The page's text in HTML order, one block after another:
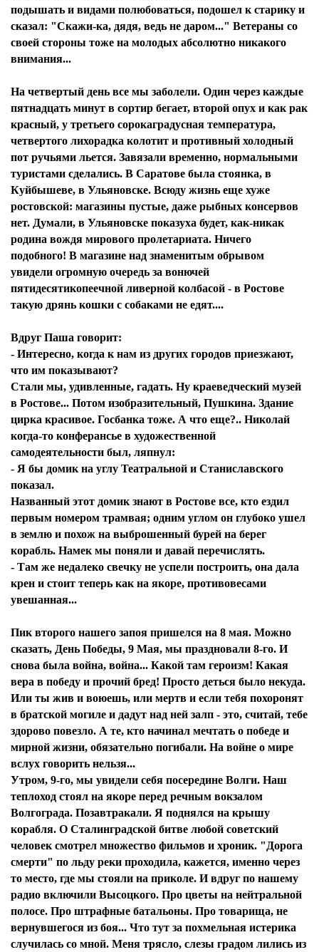
подышать и видами полюбоваться, подошел к старику и
сказал: "Скажи-ка, дядя, ведь не даром..." Ветераны со
своей стороны тоже на молодых абсолютно никакого
внимания...
На четвертый день все мы заболели. Один через каждые
пятнадцать минут в сортир бегает, второй опух и как рак
красный, у третьего сорокаградусная температура,
четвертого лихорадка колотит и противный холодный
пот ручьями льется. Завязали временно, нормальными
туристами сделались. В Саратове была стоянка, в
Куйбышеве, в Ульяновске. Всюду жизнь еще хуже
ростовской: магазины пустые, даже рыбных консервов
нет. Думали, в Ульяновске показуха будет, как-никак
родина вождя мирового пролетариата. Ничего
подобного! В магазине над знаменитым обрывом
увидели огромную очередь за вонючей
пятидесятикопеечной ливерной колбасой - в Ростове
такую дрянь кошки с собаками не едят....
Вдруг Паша говорит:
- Интересно, когда к нам из других городов приезжают,
что им показывают?
Стали мы, удивленные, гадать. Ну краеведческий музей
в Ростове... Потом изобразительный, Пушкина. Здание
цирка красивое. Госбанка тоже. А что еще?.. Николай
когда-то конферансье в художественной
самодеятельности был, ляпнул:
- Я бы домик на углу Театральной и Станиславского
показал.
Названный этот домик знают в Ростове все, кто ездил
первым номером трамвая; одним углом он глубоко ушел
в землю и похож на выброшенный бурей на берег
корабль. Намек мы поняли и давай перечислять.
- Там же недалеко свечку не успели построить, она дала
крен и стоит теперь как на якоре, противовесами
увешанная...
Пик второго нашего запоя пришелся на 8 мая. Можно
сказать, День Победы, 9 Мая, мы праздновали 8-го. И
снова была война, война... Какой там героизм! Какая
вера в победу и прочий бред! Просто деться было некуда.
Или ты жив и воюешь, или мертв и если тебя похоронят
в братской могиле и дадут над ней залп - это, считай, тебе
здорово повезло. А те, кто начинал мечтать о победе и
мирной жизни, обязательно погибали. На войне о мире
вслух говорить нельзя...
Утром, 9-го, мы увидели себя посередине Волги. Наш
теплоход стоял на якоре перед речным вокзалом
Волгограда. Позавтракали. Я поднялся на крышу
корабля. О Сталинградской битве любой советский
человек смотрел множество фильмов и хроник. "Дорога
смерти" по льду реки проходила, кажется, именно через
то место, где мы стояли на приколе. И вдруг по нашему
радио включили Высоцкого. Про цветы на нейтральной
полосе. Про штрафные батальоны. Про товарища, не
вернувшегося из боя... Что тут за похмельная истерика
случилась со мной. Меня трясло, слезы градом лились из